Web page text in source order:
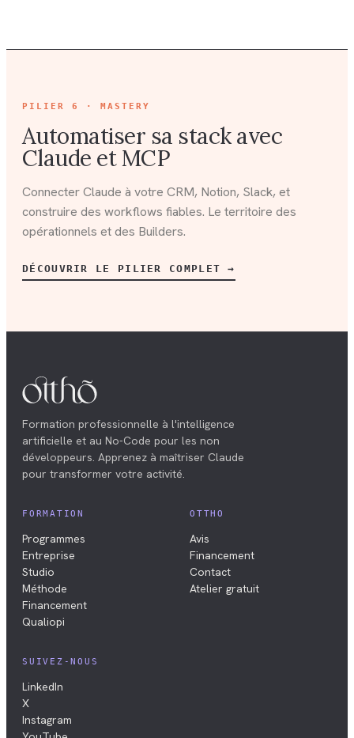
PILIER 6 · MASTERY
Automatiser sa stack avec
Claude et MCP
Connecter Claude à votre CRM, Notion, Slack, et
construire des workflows fiables. Le territoire des
opérationnels et des Builders.
DÉCOUVRIR LE PILIER COMPLET →
Formation professionnelle à l'intelligence
artificielle et au No-Code pour les non
développeurs. Apprenez à maîtriser Claude
pour transformer votre activité.
FORMATION
Programmes
Entreprise
Studio
Méthode
Financement
Qualiopi
OTTHO
Avis
Financement
Contact
Atelier gratuit
SUIVEZ-NOUS
LinkedIn
X
Instagram